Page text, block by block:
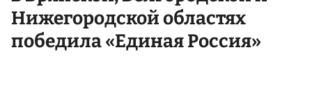
Нижегородской областях
победила «Единая Россия»